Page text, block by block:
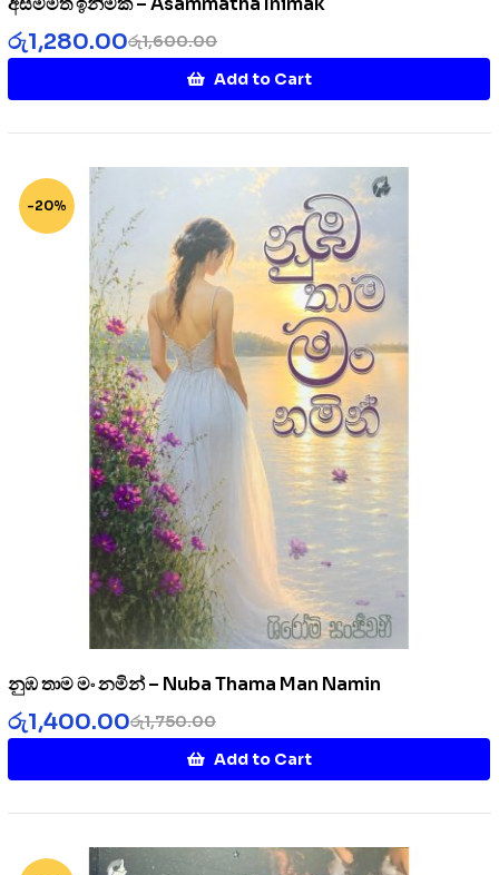
රු1,600.00
රු1,280.00
Add to Cart
-20%
නුඹ තාම මං නමින් – Nuba Thama Man Namin
රු1,750.00
රු1,400.00
Add to Cart